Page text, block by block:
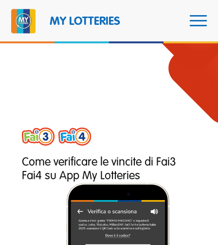
MY LOTTERIES
Come verificare le vincite di Fai3
Fai4 su App My Lotteries